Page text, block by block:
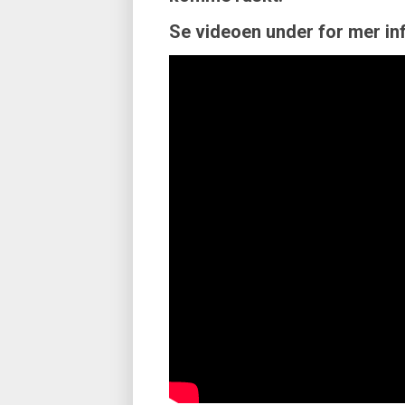
Se videoen under for mer